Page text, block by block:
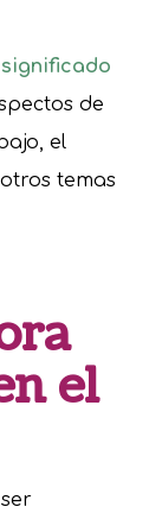
significado
de
el
temas
el